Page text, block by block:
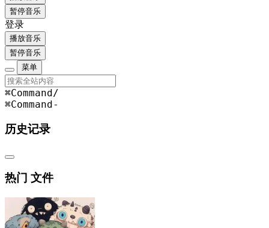
暂停音乐
登录
播放音乐
暂停音乐
菜单
⌘Command /
⌘Command -
历史记录
热门 文件